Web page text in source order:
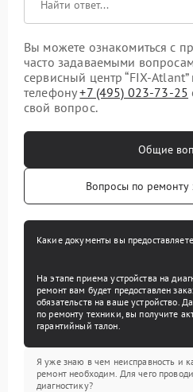
Вы можете ознакомиться с
часто задаваемыми
сервисный центр “FIX-
телефону+7 (495) 023-73-25
свой вопрос.
Общие
Вопросы по ремонту
Какие документы вы
На этапе приема устройства на
ремонт вам будет предоставлен
обязательств на ваше устройство.
по ремонту техники, вы получите
гарантийный талон.
Я уже знаю в чем неисправность и
ремонт необходим. Для чего
диагностику?